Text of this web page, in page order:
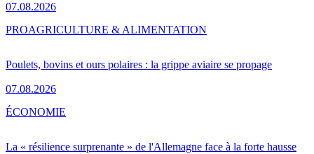
07.08.2026
Poulets, bovins et ours polaires : la grippe aviaire se propage
07.08.2026
PROAGRICULTURE & ALIMENTATION
La « résilience surprenante » de l'Allemagne face à la forte hausse
ÉCONOMIE